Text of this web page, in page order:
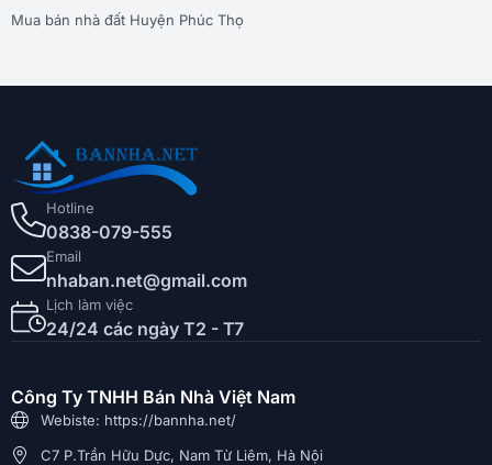
Mua bán nhà đất Huyện Phúc Thọ
Hotline
0838-079-555
Email
nhaban.net@gmail.com
Lịch làm việc
24/24 các ngày T2 - T7
Công Ty TNHH Bán Nhà Việt Nam
Webiste: https://bannha.net/
C7 P.Trần Hữu Dực, Nam Từ Liêm, Hà Nội